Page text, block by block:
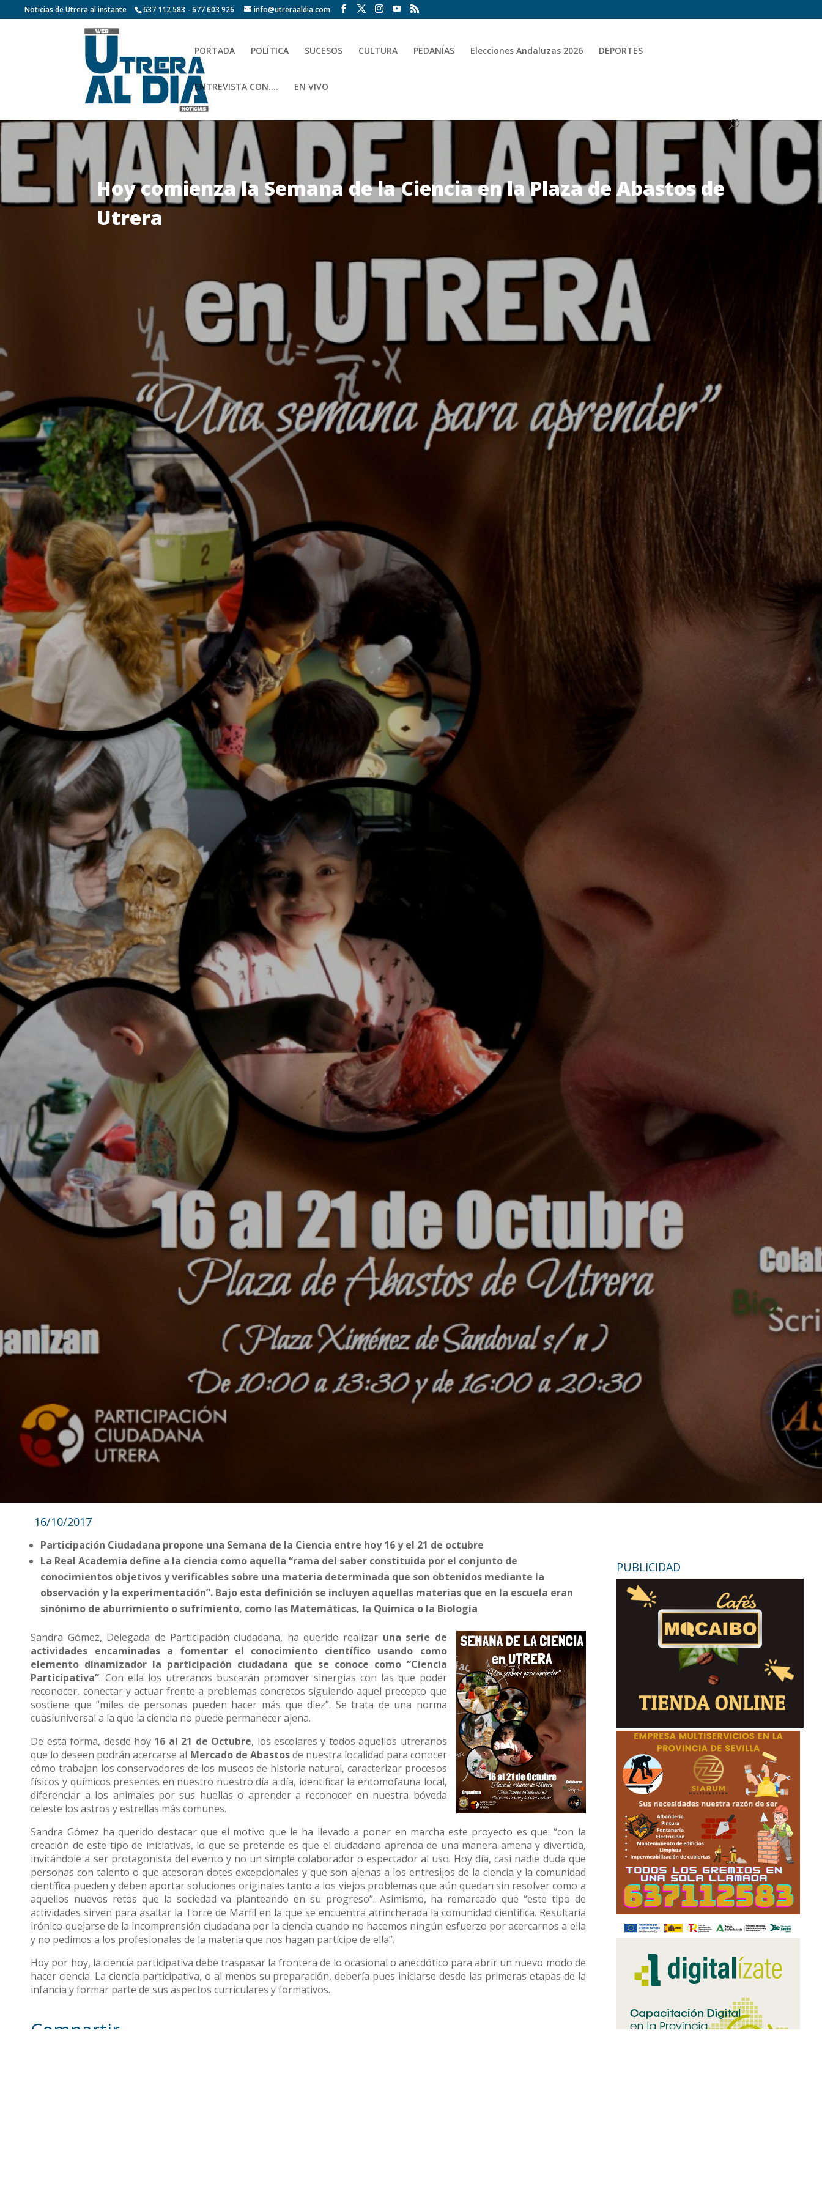
Noticias de Utrera al instante 637 112 583 - 677 603 926 info@utreraaldia.com
PORTADA POLÍTICA SUCESOS CULTURA PEDANÍAS Elecciones Andaluzas 2026 DEPORTES
ENTREVISTA CON…. EN VIVO
Hoy comienza la Semana de la Ciencia en la Plaza de Abastos de
Utrera
16/10/2017
Participación Ciudadana propone una Semana de la Ciencia entre hoy 16 y el 21 de octubre
La Real Academia define a la ciencia como aquella “rama del saber constituida por el conjunto de
conocimientos objetivos y verificables sobre una materia determinada que son obtenidos mediante la
observación y la experimentación”. Bajo esta definición se incluyen aquellas materias que en la escuela eran
sinónimo de aburrimiento o sufrimiento, como las Matemáticas, la Química o la Biología
Sandra Gómez, Delegada de Participación ciudadana, ha querido realizar una serie de
actividades encaminadas a fomentar el conocimiento científico usando como
elemento dinamizador la participación ciudadana que se conoce como “Ciencia
Participativa”. Con ella los utreranos buscarán promover sinergias con las que poder
reconocer, conectar y actuar frente a problemas concretos siguiendo aquel precepto que
sostiene que “miles de personas pueden hacer más que diez”. Se trata de una norma
cuasiuniversal a la que la ciencia no puede permanecer ajena.
De esta forma, desde hoy 16 al 21 de Octubre, los escolares y todos aquellos utreranos
que lo deseen podrán acercarse al Mercado de Abastosde nuestra localidad para conocer
cómo trabajan los conservadores de los museos de historia natural, caracterizar procesos
físicos y químicos presentes en nuestro nuestro día a día, identificar la entomofauna local,
diferenciar a los animales por sus huellas o aprender a reconocer en nuestra bóveda
celeste los astros y estrellas más comunes.
Sandra Gómez ha querido destacar que el motivo que le ha llevado a poner en marcha este proyecto es que: “con la
creación de este tipo de iniciativas, lo que se pretende es que el ciudadano aprenda de una manera amena y divertida,
invitándole a ser protagonista del evento y no un simple colaborador o espectador al uso. Hoy día, casi nadie duda que
personas con talento o que atesoran dotes excepcionales y que son ajenas a los entresijos de la ciencia y la comunidad
científica pueden y deben aportar soluciones originales tanto a los viejos problemas que aún quedan sin resolver como a
aquellos nuevos retos que la sociedad va planteando en su progreso”. Asimismo, ha remarcado que “este tipo de
actividades sirven para asaltar la Torre de Marfil en la que se encuentra atrincherada la comunidad científica. Resultaría
irónico quejarse de la incomprensión ciudadana por la ciencia cuando no hacemos ningún esfuerzo por acercarnos a ella
y no pedimos a los profesionales de la materia que nos hagan partícipe de ella”.
Hoy por hoy, la ciencia participativa debe traspasar la frontera de lo ocasional o anecdótico para abrir un nuevo modo de
hacer ciencia. La ciencia participativa, o al menos su preparación, debería pues iniciarse desde las primeras etapas de la
infancia y formar parte de sus aspectos curriculares y formativos.
Compartir
PUBLICIDAD